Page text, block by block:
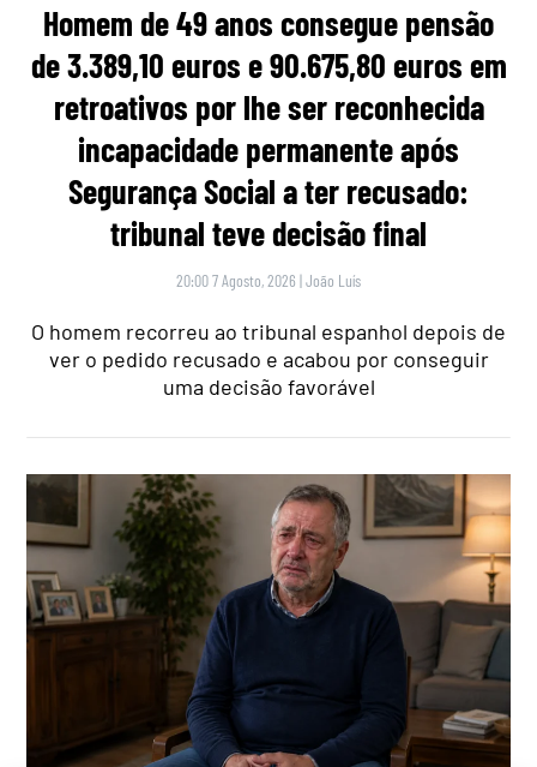
Homem de 49 anos consegue pensão
de 3.389,10 euros e 90.675,80 euros em
retroativos por lhe ser reconhecida
incapacidade permanente após
Segurança Social a ter recusado:
tribunal teve decisão final
20:00 7 Agosto, 2026 |João Luís
O homem recorreu ao tribunal espanhol depois de
ver o pedido recusado e acabou por conseguir
uma decisão favorável